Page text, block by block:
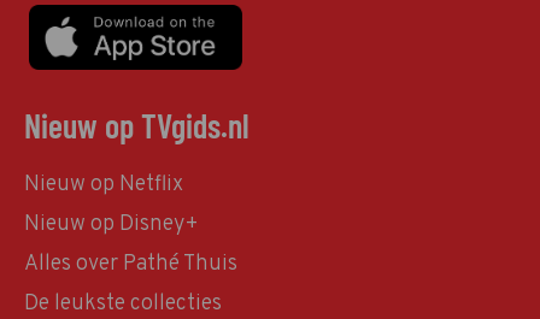
Nieuw op TVgids.nl
Nieuw op Netflix
Nieuw op Disney+
Alles over Pathé Thuis
De leukste collecties